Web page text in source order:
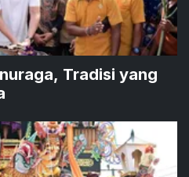
Tradisi yang